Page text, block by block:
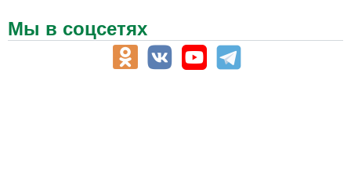
Мы в соцсетях